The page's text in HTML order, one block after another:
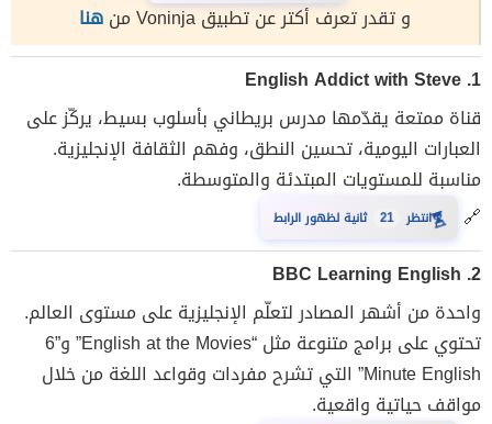
و تقدر تعرف أكتر عن تطبيق Voninja من
هنا
1.
English Addict with Steve
قناة ممتعة يقدّمها مدرس بريطاني بأسلوب بسيط، يركّز على
العبارات اليومية، تحسين النطق، وفهم الثقافة الإنجليزية.
مناسبة للمستويات المبتدئة والمتوسطة.
🔗
⏳انتظر 21 ثانية لظهور الرابط
2.
BBC Learning English
واحدة من أشهر المصادر لتعلّم الإنجليزية على مستوى العالم.
تحتوي على برامج متنوعة مثل “English at the Movies” و”6
Minute English” التي تشرح مفردات وقواعد اللغة من خلال
مواقف حياتية واقعية.